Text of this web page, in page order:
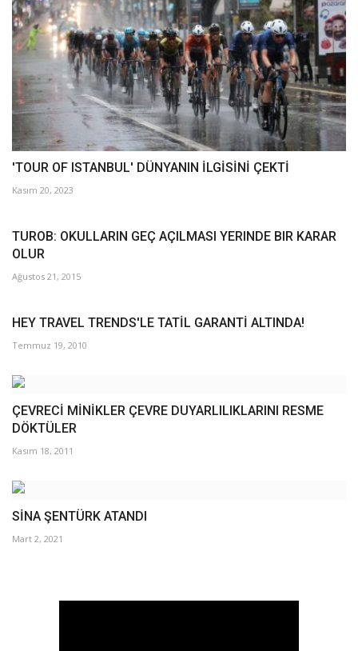
'TOUR OF ISTANBUL' DÜNYANIN İLGİSİNİ ÇEKTİ
Kasım 20, 2023
TUROB: OKULLARIN GEÇ AÇILMASI YERINDE BIR KARAR
OLUR
Ağustos 21, 2015
HEY TRAVEL TRENDS'LE TATİL GARANTİ ALTINDA!
Temmuz 19, 2010
ÇEVRECİ MİNİKLER ÇEVRE DUYARLILIKLARINI RESME
DÖKTÜLER
Kasım 18, 2011
SİNA ŞENTÜRK ATANDI
Mart 2, 2021